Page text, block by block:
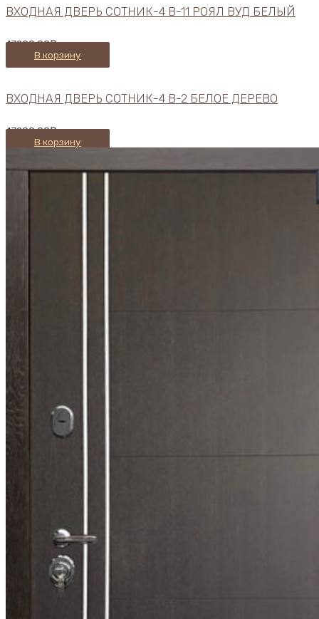
ВХОДНАЯ ДВЕРЬ СОТНИК-4 В-11 РОЯЛ ВУД БЕЛЫЙ
47200,00₽
В корзину
ВХОДНАЯ ДВЕРЬ СОТНИК-4 В-2 БЕЛОЕ ДЕРЕВО
47200,00₽
В корзину